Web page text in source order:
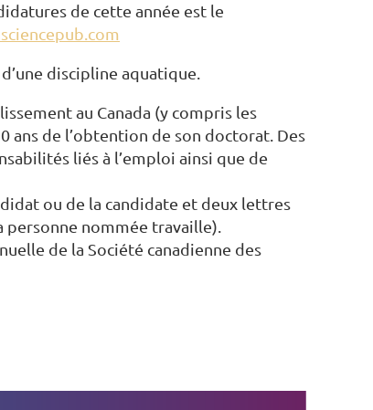
de cette année est le
discipline aquatique.
au Canada (y compris les
ans de l’obtention de son doctorat. Des
liés à l’emploi ainsi que de
ou de la candidate et deux lettres
personne nommée travaille).
de la Société canadienne des